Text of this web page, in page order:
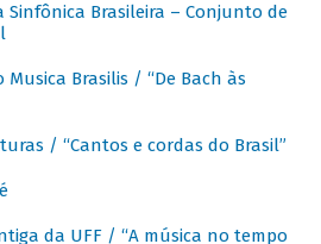
Sinfônica Brasileira – Conjunto de
Musica Brasilis / “De Bach às
/ “Cantos e cordas do Brasil”
da UFF / “A música no tempo